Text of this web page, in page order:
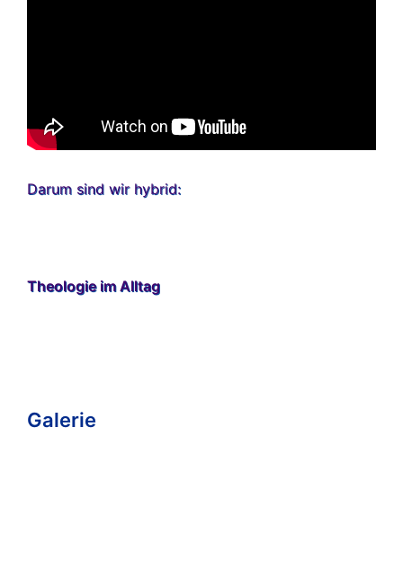
Darum sind wir hybrid:
Theologie im Alltag
Galerie